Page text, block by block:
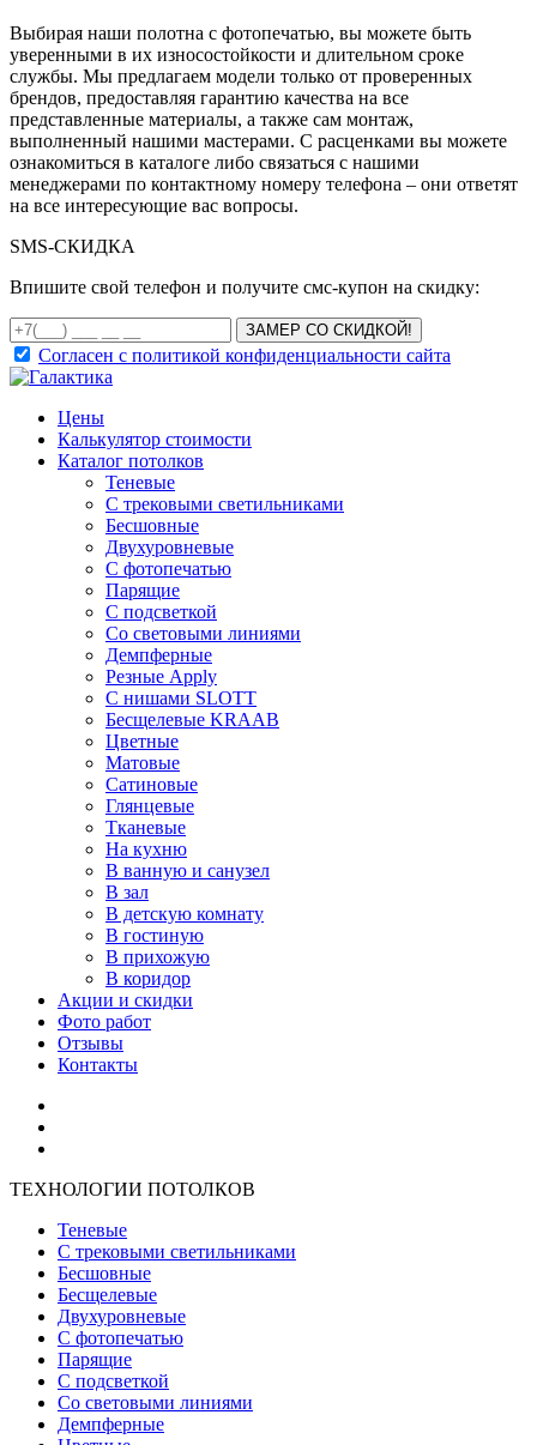
Выбирая наши полотна с фотопечатью, вы можете быть
уверенными в их износостойкости и длительном сроке
службы. Мы предлагаем модели только от проверенных
брендов, предоставляя гарантию качества на все
представленные материалы, а также сам монтаж,
выполненный нашими мастерами. С расценками вы можете
ознакомиться в каталоге либо связаться с нашими
менеджерами по контактному номеру телефона – они ответят
на все интересующие вас вопросы.
SMS-СКИДКА
Впишите свой телефон и получите смс-купон на скидку:
ЗАМЕР СО СКИДКОЙ!
Согласен с политикой конфиденциальности сайта
Цены
Калькулятор стоимости
Каталог потолков
Теневые
С трековыми светильниками
Бесшовные
Двухуровневые
С фотопечатью
Парящие
С подсветкой
Со световыми линиями
Демпферные
Резные Apply
С нишами SLOTT
Бесщелевые KRAAB
Цветные
Матовые
Сатиновые
Глянцевые
Тканевые
На кухню
В ванную и санузел
В зал
В детскую комнату
В гостиную
В прихожую
В коридор
Акции и скидки
Фото работ
Отзывы
Контакты
ТЕХНОЛОГИИ ПОТОЛКОВ
Теневые
С трековыми светильниками
Бесшовные
Бесщелевые
Двухуровневые
С фотопечатью
Парящие
С подсветкой
Со световыми линиями
Демпферные